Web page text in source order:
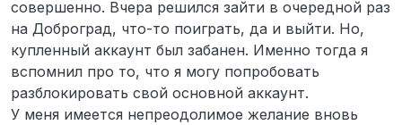
совершенно. Вчера решился зайти в очередной раз
на Доброград, что-то поиграть, да и выйти. Но,
купленный аккаунт был забанен. Именно тогда я
вспомнил про то, что я могу попробовать
разблокировать свой основной аккаунт.
У меня имеется непреодолимое желание вновь